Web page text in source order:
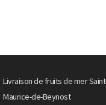
Livraison de fruits de mer
Maurice-de-Beynost